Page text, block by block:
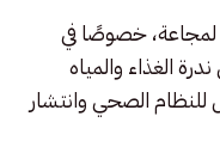
لمجاعة، خصوصًا في
الغذاء والمياه
الصحي وانتشار